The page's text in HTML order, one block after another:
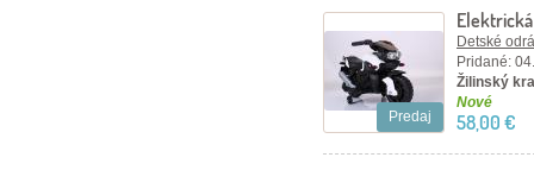
Predaj
Detské
Pridané:
Žilinský
Nové
58,00 €